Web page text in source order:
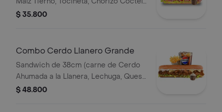
Lechuga, Queso Mozzarella y Salsa de
$ 35.800
Combo Cerdo Llanero Grande
Sandwich de 38cm (carne de Cerdo
Ahumada a la Llanera, Lechuga, Queso
Mozzarella y Salsa de Ajo) Papa
$ 48.800